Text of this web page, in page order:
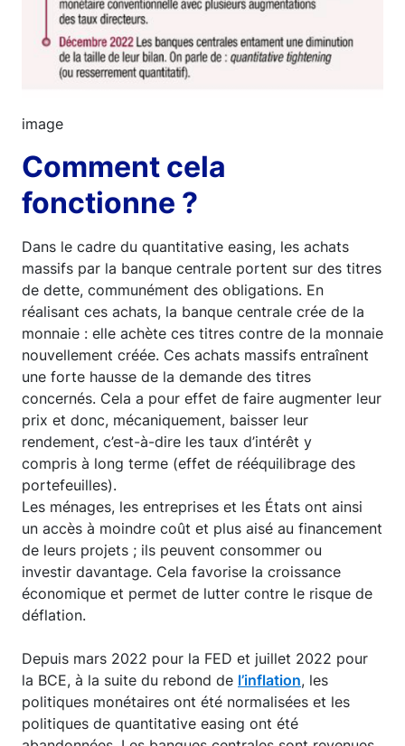
image
Comment cela
fonctionne ?
Dans le cadre du quantitative easing, les achats
massifs par la banque centrale portent sur des titres
de dette, communément des obligations. En
réalisant ces achats, la banque centrale crée de la
monnaie : elle achète ces titres contre de la monnaie
nouvellement créée. Ces achats massifs entraînent
une forte hausse de la demande des titres
concernés. Cela a pour effet de faire augmenter leur
prix et donc, mécaniquement, baisser leur
rendement, c’est-à-dire les taux d’intérêt y
compris à long terme (effet de rééquilibrage des
portefeuilles).
Les ménages, les entreprises et les États ont ainsi
un accès à moindre coût et plus aisé au financement
de leurs projets ; ils peuvent consommer ou
investir davantage. Cela favorise la croissance
économique et permet de lutter contre le risque de
déflation.
Depuis mars 2022 pour la FED et juillet 2022 pour
la BCE, à la suite du rebond de l’inflation, les
politiques monétaires ont été normalisées et les
politiques de quantitative easing ont été